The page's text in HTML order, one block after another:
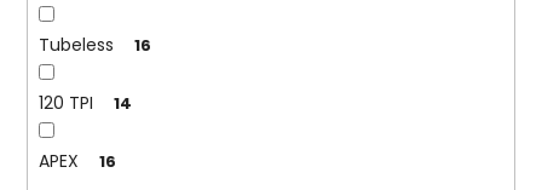
Tubeless 16
120 TPI 14
APEX 16